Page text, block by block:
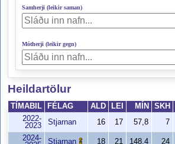
Samherji (leikir saman)
Mótherji (leikir gegn)
Heildartölur
TÍMABIL FÉLAG ALD LEI MÍN SKH
2022-
2023
Stjarnan 16 17 57,8 7
2024-
Stjarnan 18 21 148,4 24